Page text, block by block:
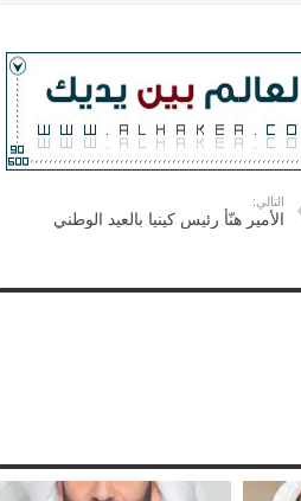
التالي:
الأمير هنّأ رئيس كينيا بالعيد الوطني